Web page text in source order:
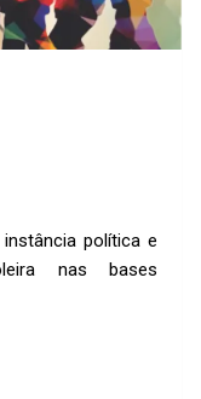
política e
nas bases